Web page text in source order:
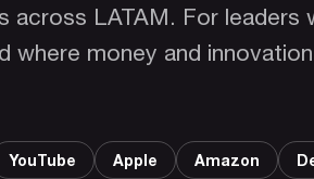
across LATAM. For leaders
where money and
YouTube Apple Amazon